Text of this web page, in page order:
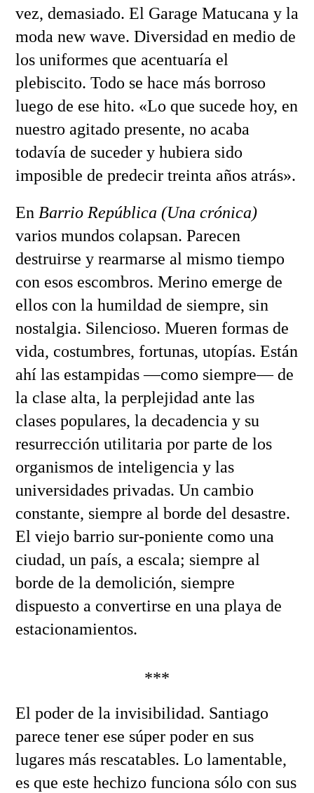
vez, demasiado. El Garage Matucana y la
moda new wave. Diversidad en medio de
los uniformes que acentuaría el
plebiscito. Todo se hace más borroso
luego de ese hito. «Lo que sucede hoy, en
nuestro agitado presente, no acaba
todavía de suceder y hubiera sido
imposible de predecir treinta años atrás».
En Barrio República (Una crónica)
varios mundos colapsan. Parecen
destruirse y rearmarse al mismo tiempo
con esos escombros. Merino emerge de
ellos con la humildad de siempre, sin
nostalgia. Silencioso. Mueren formas de
vida, costumbres, fortunas, utopías. Están
ahí las estampidas —como siempre— de
la clase alta, la perplejidad ante las
clases populares, la decadencia y su
resurrección utilitaria por parte de los
organismos de inteligencia y las
universidades privadas. Un cambio
constante, siempre al borde del desastre.
El viejo barrio sur-poniente como una
ciudad, un país, a escala; siempre al
borde de la demolición, siempre
dispuesto a convertirse en una playa de
estacionamientos.
***
El poder de la invisibilidad. Santiago
parece tener ese súper poder en sus
lugares más rescatables. Lo lamentable,
es que este hechizo funciona sólo con sus